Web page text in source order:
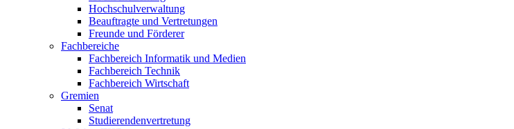
Hochschulverwaltung
Beauftragte und Vertretungen
Freunde und Förderer
Fachbereiche
Fachbereich Informatik und Medien
Fachbereich Technik
Fachbereich Wirtschaft
Gremien
Senat
Studierendenvertretung